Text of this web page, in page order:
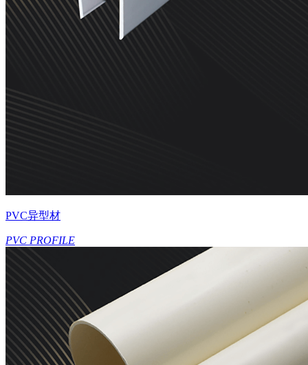
PVC异型材
PVC PROFILE